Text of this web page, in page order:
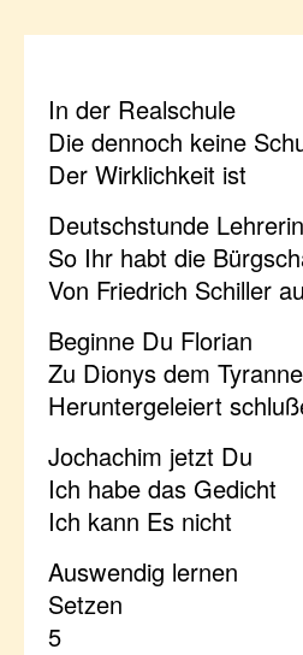
In der Realschule
Die dennoch keine
Der Wirklichkeit ist
Deutschstunde Lehrerin
So Ihr habt die
Von Friedrich Schiller
Beginne Du Florian
Zu Dionys dem
Heruntergeleiert
Jochachim jetzt Du
Ich habe das Gedicht
Ich kann Es nicht
Auswendig lernen
Setzen
5